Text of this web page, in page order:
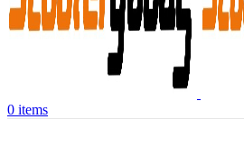
0 items